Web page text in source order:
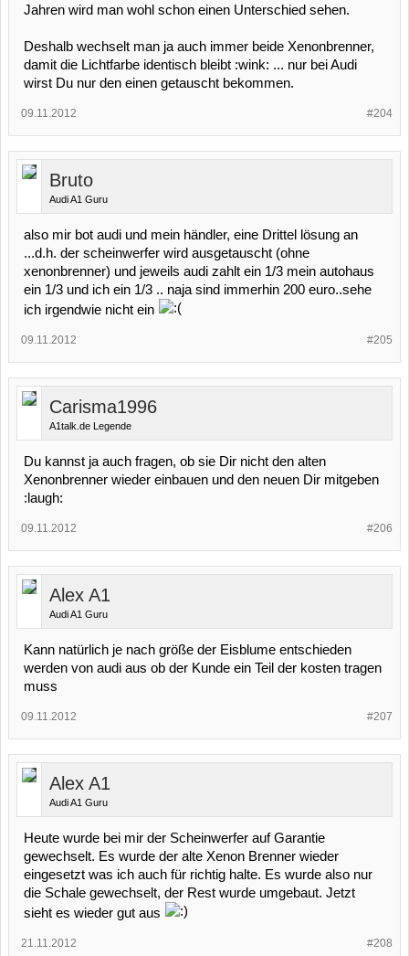
Jahren wird man wohl schon einen Unterschied sehen.
Deshalb wechselt man ja auch immer beide Xenonbrenner,
damit die Lichtfarbe identisch bleibt :wink: ... nur bei Audi
wirst Du nur den einen getauscht bekommen.
#204
09.11.2012
Bruto
Audi A1 Guru
also mir bot audi und mein händler, eine Drittel lösung an
...d.h. der scheinwerfer wird ausgetauscht (ohne
xenonbrenner) und jeweils audi zahlt ein 1/3 mein autohaus
ein 1/3 und ich ein 1/3 .. naja sind immerhin 200 euro..sehe
ich irgendwie nicht ein
#205
09.11.2012
Carisma1996
A1talk.de Legende
Du kannst ja auch fragen, ob sie Dir nicht den alten
Xenonbrenner wieder einbauen und den neuen Dir mitgeben
:laugh:
#206
09.11.2012
Alex A1
Audi A1 Guru
Kann natürlich je nach größe der Eisblume entschieden
werden von audi aus ob der Kunde ein Teil der kosten tragen
muss
#207
09.11.2012
Alex A1
Audi A1 Guru
Heute wurde bei mir der Scheinwerfer auf Garantie
gewechselt. Es wurde der alte Xenon Brenner wieder
eingesetzt was ich auch für richtig halte. Es wurde also nur
die Schale gewechselt, der Rest wurde umgebaut. Jetzt
sieht es wieder gut aus
#208
21.11.2012